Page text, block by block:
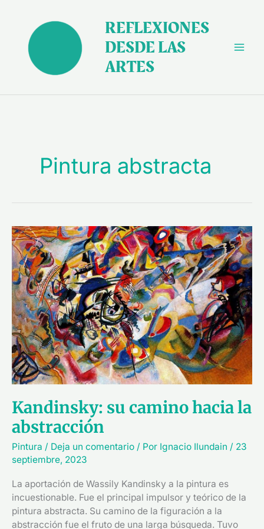
contenido
REFLEXIONES
DESDE LAS
ARTES
Pintura abstracta
Kandinsky: su camino hacia la
abstracción
Pintura / Deja un comentario / Por Ignacio Ilundain / 23
septiembre, 2023
La aportación de Wassily Kandinsky a la pintura es
incuestionable. Fue el principal impulsor y teórico de la
pintura abstracta. Su camino de la figuración a la
abstracción fue el fruto de una larga búsqueda. Tuvo
Kandinsky:
su
camino
hacia
la
abstracción